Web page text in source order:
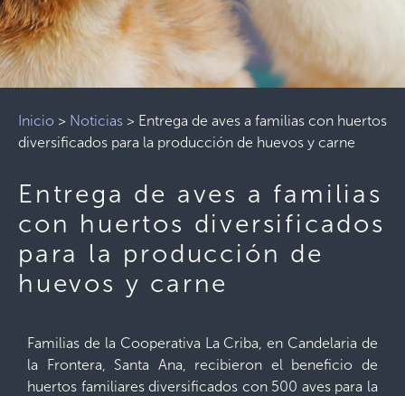
Inicio > Noticias > Entrega de aves a familias con huertos
diversificados para la producción de huevos y carne
Entrega de aves a familias
con huertos diversificados
para la producción de
huevos y carne
Familias de la Cooperativa La Criba, en Candelaria de
la Frontera, Santa Ana, recibieron el beneficio de
huertos familiares diversificados con 500 aves para la